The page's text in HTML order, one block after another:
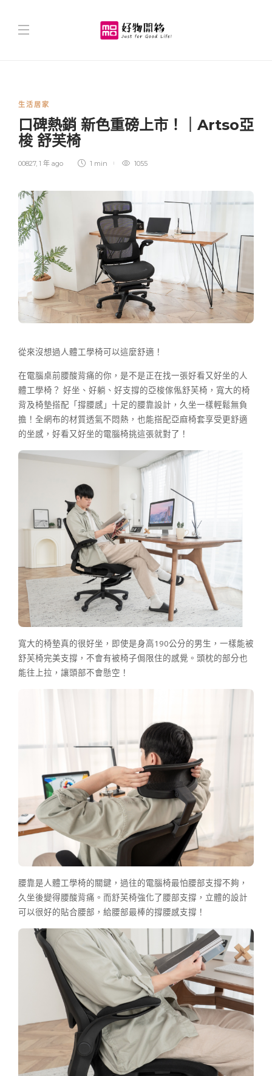
生活居家
口碑熱銷 新色重磅上市！｜Artso亞
梭 舒芙椅
00827, 1 年 ago 1 min 1055
從來沒想過人體工學椅可以這麼舒適！
在電腦桌前腰酸背痛的你，是不是正在找一張好看又好坐的人
體工學椅？ 好坐、好躺、好支撐的亞梭傢俬舒芙椅，寬大的椅
背及椅墊搭配「撐腰感」十足的腰靠設計，久坐一樣輕鬆無負
擔！全網布的材質透氣不悶熱，也能搭配亞麻椅套享受更舒適
的坐感，好看又好坐的電腦椅挑這張就對了！
寬大的椅墊真的很好坐，即使是身高190公分的男生，一樣能被
舒芙椅完美支撐，不會有被椅子侷限住的感覺。頭枕的部分也
能往上拉，讓頭部不會懸空！
腰靠是人體工學椅的關鍵，過往的電腦椅最怕腰部支撐不夠，
久坐後變得腰酸背痛。而舒芙椅強化了腰部支撐，立體的設計
可以很好的貼合腰部，給腰部最棒的撐腰感支撐！